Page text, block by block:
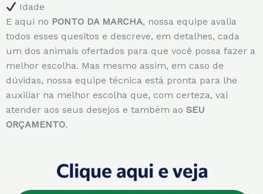
Idade
E aqui no PONTO DA MARCHA, nossa equipe avalia
todos esses quesitos e descreve, em detalhes, cada
um dos animais ofertados para que você possa fazer a
melhor escolha. Mas mesmo assim, em caso de
dúvidas, nossa equipe técnica está pronta para lhe
auxiliar na melhor escolha que, com certeza, vai
atender aos seus desejos e também ao SEU
ORÇAMENTO.